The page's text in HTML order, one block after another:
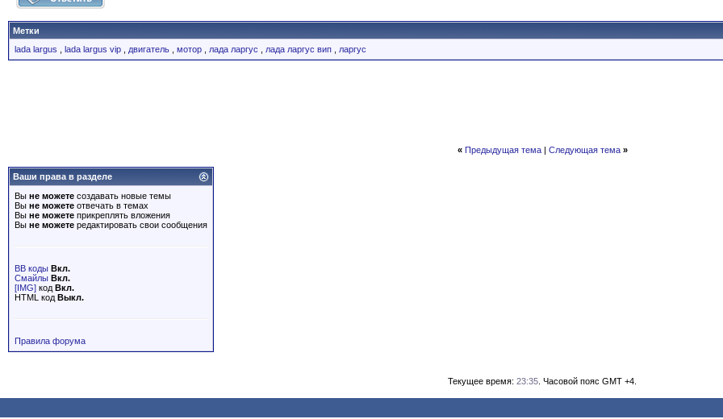
Метки
lada largus
lada largus vip двигатель мотор лада ларгус лада ларгус вип ларгус
« Предыдущая тема| Следующая тема »
Ваши права в разделе
Вы не можете создавать новые темы
Вы не можете отвечать в темах
Вы не можете прикреплять вложения
Вы не можете редактировать свои сообщения
BB коды Вкл.
Смайлы Вкл.
[IMG] код Вкл.
HTML код Выкл.
Правила форума
Текущее время: 23:35 . Часовой пояс GMT +4.